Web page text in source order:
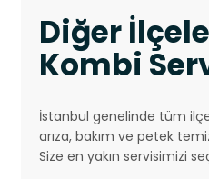
Diğer
Kombi
İstanbul genelinde tüm
arıza, bakım ve petek
Size en yakın servisimizi